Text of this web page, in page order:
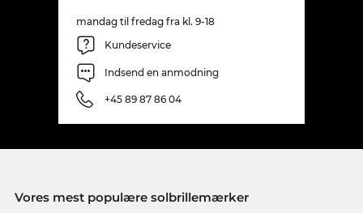
mandag til fredag fra kl. 9-18
Kundeservice
Indsend en anmodning
+45 89 87 86 04
Vores mest populære solbrillemærker